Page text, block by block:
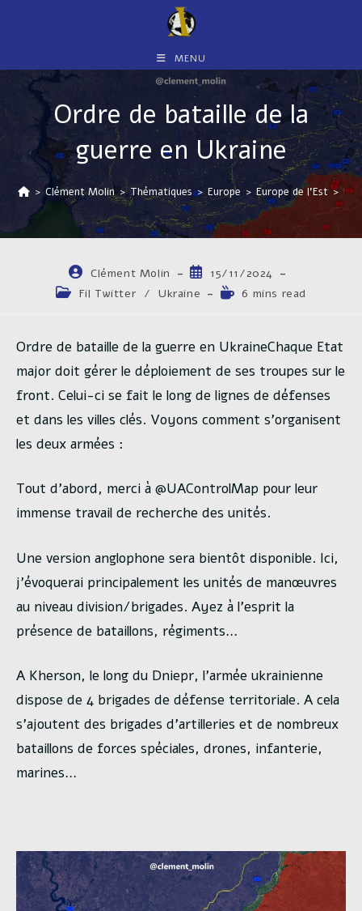
MENU
Ordre de bataille de la
guerre en Ukraine
> Clément Molin > Thématiques > Europe > Europe de l'Est >
Auteur/autrice
de
la
Clément Molin
Publication
publiée :
15/11/2024
PostFil Twitter / Ukraine
Temps6 mins read
Ordre de bataille de la guerre en UkraineChaque Etat
major doit gérer le déploiement de ses troupes sur le
front. Celui-ci se fait le long de lignes de défenses
et dans les villes clés. Voyons comment s’organisent
les deux armées :
Tout d’abord, merci à @UAControlMap pour leur
immense travail de recherche des unités.
Une version anglophone sera bientôt disponible. Ici,
j’évoquerai principalement les unités de manœuvres
au niveau division/brigades. Ayez à l’esprit la
présence de bataillons, régiments…
A Kherson, le long du Dniepr, l’armée ukrainienne
dispose de 4 brigades de défense territoriale. A cela
s’ajoutent des brigades d’artilleries et de nombreux
bataillons de forces spéciales, drones, infanterie,
marines…